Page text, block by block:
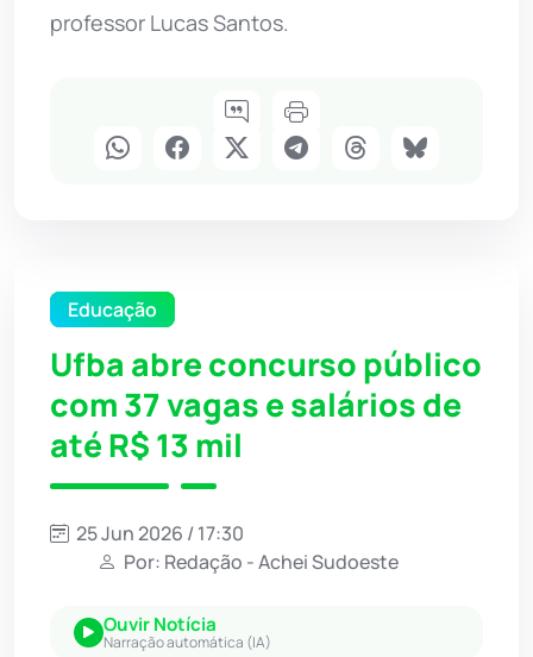
professor Lucas Santos.
Educação
Ufba abre concurso público
com 37 vagas e salários de
até R$ 13 mil
25 Jun 2026 / 17:30
Por: Redação - Achei Sudoeste
Ouvir Notícia
Narração automática (IA)